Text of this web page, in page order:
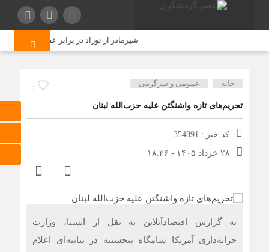
شیرمادر از نوزاد در برابر عفونت‌های
2
خانه عمومی و سرگرمی
تحریم‌های تازه واشنگتن علیه حزب‌الله لبنان
کد خبر : 354891
۲۸ خرداد ۱۴۰۵ - ۱۸:۳۶
به گزارش اقتصادآنلاین به نقل از ایسنا، وزارت
خزانه‌داری آمریکا شامگاه پنجشنبه در بیانیه‌ای اعلام